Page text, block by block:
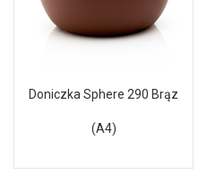
Doniczka Sphere 290 Brąz
(A4)